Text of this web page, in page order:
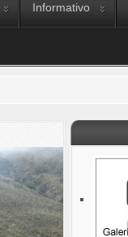
Informativo